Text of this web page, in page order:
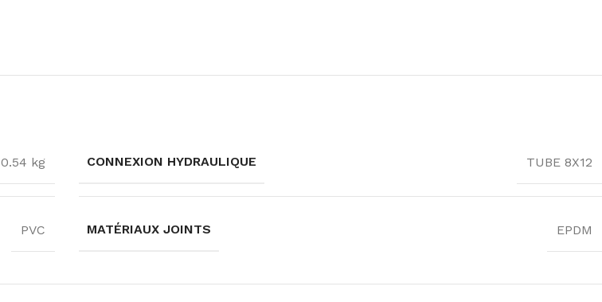
0.54 kg CONNEXION HYDRAULIQUE TUBE 8X12
PVC MATÉRIAUX JOINTS EPDM